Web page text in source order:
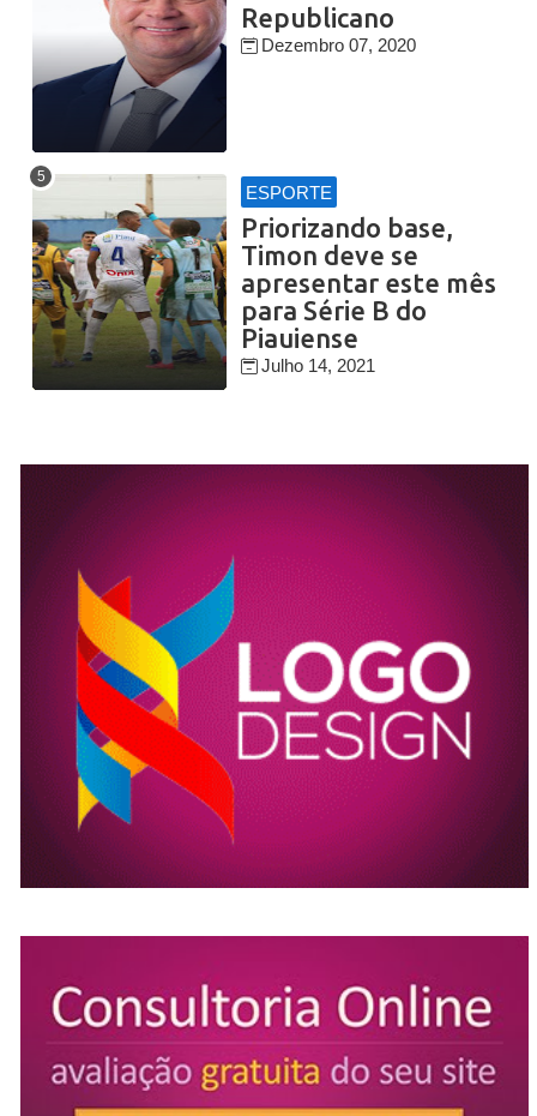
Republicano
Dezembro 07, 2020
ESPORTE
Priorizando base,
Timon deve se
apresentar este mês
para Série B do
Piauiense
Julho 14, 2021